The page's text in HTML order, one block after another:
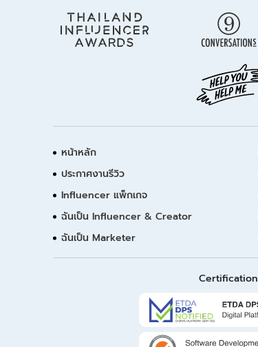
หน้าหลัก
ประกาศงานรีวิว
Influencer แพ็กเกจ
ฉันเป็น Influencer & Creator
ฉันเป็น Marketer
Certification